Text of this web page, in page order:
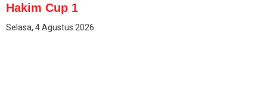
Hakim Cup 1
Selasa, 4 Agustus 2026